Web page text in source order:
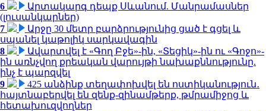
6
Արտակարգ դեպք Սևանում. Մանրամասներ
(լուսանկարներ)
7
Արջը 30 մետր բարձրությունից ցած է գցել և
սպանել կաթոլիկ սարկավագին
8
Ավարտվել է «Գող Բջե»-ին, «Տեցիկ»-ին ու «Գոջո»-
ին առնչվող քրեական վարույթի նախաքննությունը.
ինչ է պարզվել
9
425 անձինք տեղափոխվել են ոստիկանություն․
հայտնաբերվել են զենք-զինամթերք, թմրամիջոց և
հետախուզվողներ